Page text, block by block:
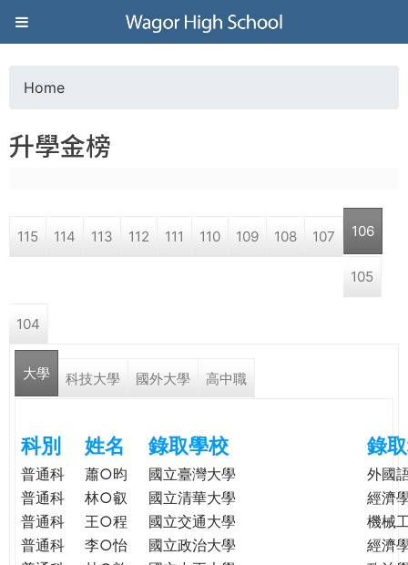
Jump to navigation
葳
格
高
學
際．
格。
o
a
e
h
r
e
Home
升學金榜
115 114 113 112 111 110 109 108 107 106
105
104
大學 科技大學 國外大學 高中職
科別 姓名 錄取學校 錄
普通科 蕭○昀 國立臺灣大學
外國
普通科
林○叡 國立清華大學
經濟
普通科
王○程 國立交通大學
機械
普通科
李○怡 國立政治大學
經濟